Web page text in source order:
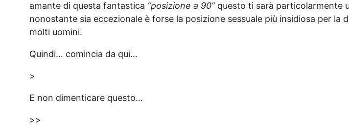
amante di questa fantastica “posizione a 90”questo ti sarà particolarmente
nonostante sia eccezionale è forse la posizione sessuale più insidiosa per la
molti uomini.
Quindi… comincia da qui…
>
E non dimenticare questo…
>>